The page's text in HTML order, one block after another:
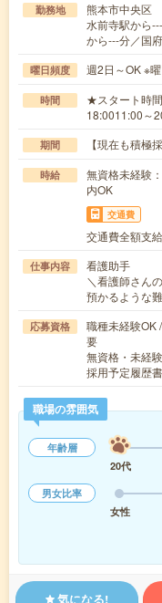
勤務地
熊本市中央区
水前寺駅から
から---分／国
曜日頻度 週2日～OK ※
時間
★スタート時
18:0011:00～
期間 【現在も積極
時給
無資格未経験
内OK
交通費
交通費全額支
仕事内容
看護助手
＼看護師さん
預かるような
応募資格
職種未経験OK
要
無資格・未経
採用予定履歴
職場の雰囲気
年齢層
20代
男女比率
女性
気になる!